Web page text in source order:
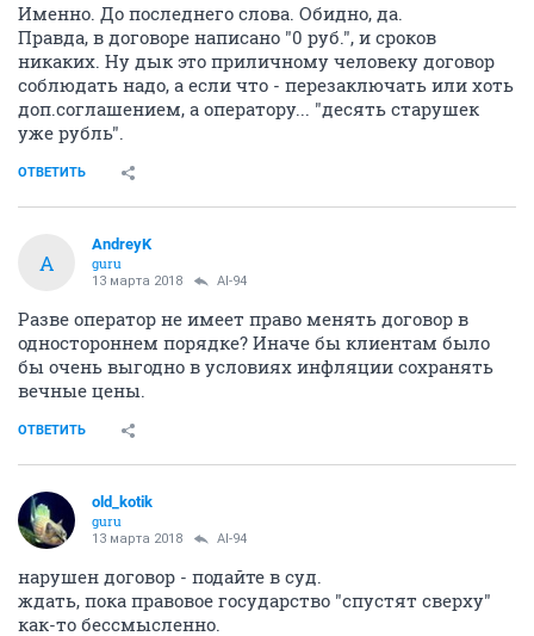
Именно. До последнего слова. Обидно, да.
Правда, в договоре написано "0 руб.", и сроков
никаких. Ну дык это приличному человеку договор
соблюдать надо, а если что - перезаключать или хоть
доп.соглашением, а оператору... "десять старушек
уже рубль".
ОТВЕТИТЬ
A
AndreyK
guru
13 марта 2018 AI-94
Разве оператор не имеет право менять договор в
одностороннем порядке? Иначе бы клиентам было
бы очень выгодно в условиях инфляции сохранять
вечные цены.
ОТВЕТИТЬ
old_kotik
guru
13 марта 2018 AI-94
нарушен договор - подайте в суд.
ждать, пока правовое государство "спустят сверху"
как-то бессмысленно.